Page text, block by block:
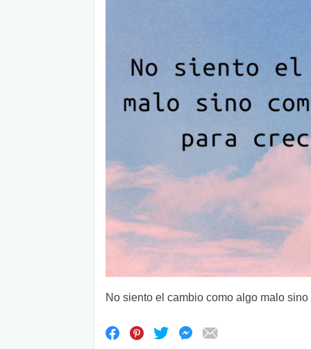
No siento el cambio como algo malo